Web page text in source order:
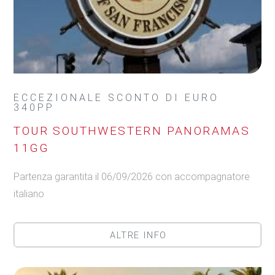
ECCEZIONALE SCONTO DI EURO
340PP
TOUR SOUTHWESTERN PANORAMAS
11GG
Partenza garantita il 06/09/2026 con accompagnatore
italiano
ALTRE INFO